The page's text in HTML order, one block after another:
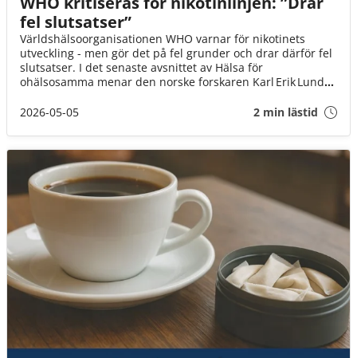
fel slutsatser”
Världshälsoorganisationen WHO varnar för nikotinets
utveckling - men gör det på fel grunder och drar därför fel
slutsatser. I det senaste avsnittet av Hälsa för
ohälsosamma menar den norske forskaren Karl Erik Lund
nordiska erfarenheter, vilket riskerar att leda till sämre
2026-05-05 2 min lästid